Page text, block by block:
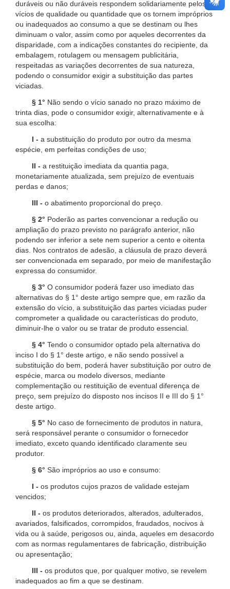
duráveis ou não duráveis respondem solidariamente pelos
vícios de qualidade ou quantidade que os tornem impróprios
ou inadequados ao consumo a que se destinam ou lhes
diminuam o valor, assim como por aqueles decorrentes da
disparidade, com a indicações constantes do recipiente, da
embalagem, rotulagem ou mensagem publicitária,
respeitadas as variações decorrentes de sua natureza,
podendo o consumidor exigir a substituição das partes
viciadas.
§ 1° Não sendo o vício sanado no prazo máximo de
trinta dias, pode o consumidor exigir, alternativamente e à
sua escolha:
I - a substituição do produto por outro da mesma
espécie, em perfeitas condições de uso;
II - a restituição imediata da quantia paga,
monetariamente atualizada, sem prejuízo de eventuais
perdas e danos;
III - o abatimento proporcional do preço.
§ 2° Poderão as partes convencionar a redução ou
ampliação do prazo previsto no parágrafo anterior, não
podendo ser inferior a sete nem superior a cento e oitenta
dias. Nos contratos de adesão, a cláusula de prazo deverá
ser convencionada em separado, por meio de manifestação
expressa do consumidor.
§ 3° O consumidor poderá fazer uso imediato das
alternativas do § 1° deste artigo sempre que, em razão da
extensão do vício, a substituição das partes viciadas puder
comprometer a qualidade ou características do produto,
diminuir-lhe o valor ou se tratar de produto essencial.
§ 4° Tendo o consumidor optado pela alternativa do
inciso I do § 1° deste artigo, e não sendo possível a
substituição do bem, poderá haver substituição por outro de
espécie, marca ou modelo diversos, mediante
complementação ou restituição de eventual diferença de
preço, sem prejuízo do disposto nos incisos II e III do § 1°
deste artigo.
§ 5° No caso de fornecimento de produtos in natura,
será responsável perante o consumidor o fornecedor
imediato, exceto quando identificado claramente seu
produtor.
§ 6° São impróprios ao uso e consumo:
I - os produtos cujos prazos de validade estejam
vencidos;
II - os produtos deteriorados, alterados, adulterados,
avariados, falsificados, corrompidos, fraudados, nocivos à
vida ou à saúde, perigosos ou, ainda, aqueles em desacordo
com as normas regulamentares de fabricação, distribuição
ou apresentação;
III - os produtos que, por qualquer motivo, se revelem
inadequados ao fim a que se destinam.